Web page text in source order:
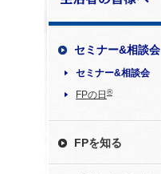
セミナー&相談会
セミナー&相談会
FPの日 ®
FPを知る